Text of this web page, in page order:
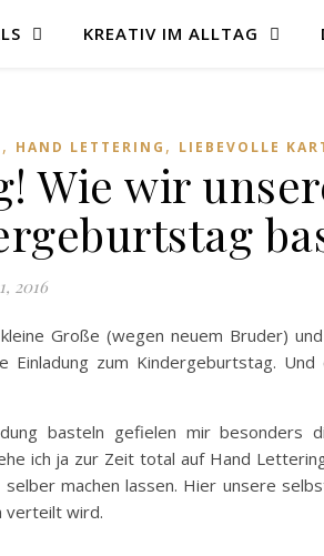
KREATIV IM ALLTAG
, HAND LETTERING , LIEBEVOLLE
Wie wir
2016
Große (wegen neuem Bruder)
zum Kindergeburtstag. Und
basteln gefielen mir besonders
ich ja zur Zeit total auf Hand
machen lassen. Hier unsere
verteilt wird.